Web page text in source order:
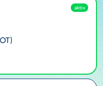
aktiv